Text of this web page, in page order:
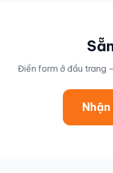
Điền form ở đầu trang